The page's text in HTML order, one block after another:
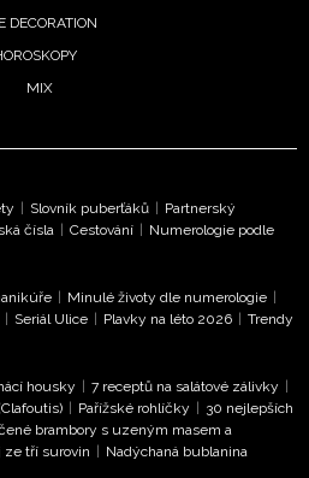
DECORATION
MIX
| Slovník puberťáků | Partnerský
čísla | Cestování | Numerologie podle
| Minulé životy dle numerologie |
| Seriál Ulice | Plavky na léto 2026 | Trendy
housky | 7 receptů na salátové zálivky |
| Pařížské rohlíčky | 30 nejlepších
brambory s uzeným masem a
ze tří surovin | Nadýchaná bublanina